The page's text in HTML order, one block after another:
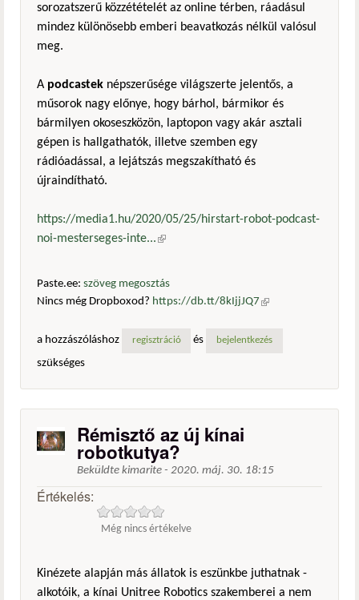
sorozatszerű közzétételét az online térben, ráadásul
mindez különösebb emberi beavatkozás nélkül valósul
meg.
A podcastek népszerűsége világszerte jelentős, a
műsorok nagy előnye, hogy bárhol, bármikor és
bármilyen okoseszközön, laptopon vagy akár asztali
gépen is hallgathatók, illetve szemben egy
rádióadással, a lejátszás megszakítható és
újraindítható.
https://media1.hu/2020/05/25/hirstart-robot-podcast-
noi-mesterseges-inte...(külső hivatkozás)
Paste.ee: szöveg megosztás
Nincs még Dropboxod? https://db.tt/8kIjjJQ7 (külső
a hozzászóláshoz
regisztráció és bejelentkezés
szükséges
Rémisztő az új kínai
robotkutya?
Beküldte kimarite - 2020. máj. 30. 18:15
Értékelés:
Még nincs értékelve
Kinézete alapján más állatok is eszünkbe juthatnak -
alkotóik, a kínai Unitree Robotics szakemberei a nem